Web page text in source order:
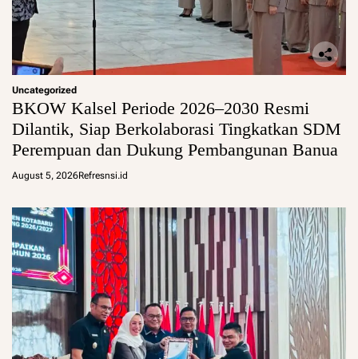
Uncategorized
BKOW Kalsel Periode 2026–2030 Resmi
Dilantik, Siap Berkolaborasi Tingkatkan SDM
Perempuan dan Dukung Pembangunan Banua
August 5, 2026Refresnsi.id